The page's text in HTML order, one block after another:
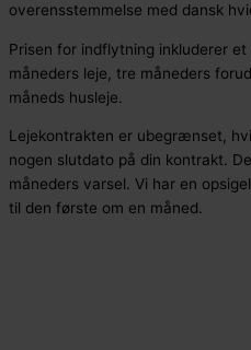
overensstemmelse med dansk
Prisen for indflytning inkluderer
måneders leje, tre måneders
måneds husleje.
Lejekontrakten er ubegrænset,
nogen slutdato på din kontrakt.
måneders varsel. Vi har en
til den første om en måned.